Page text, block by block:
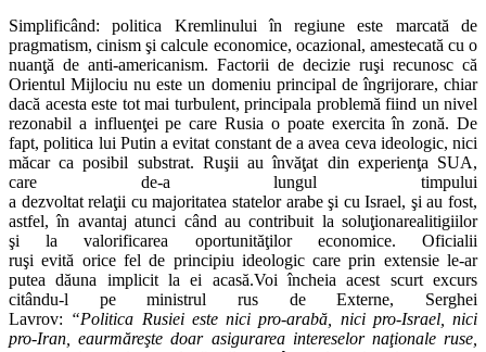
Simplificând: politica Kremlinului în regiune este marcată de
pragmatism, cinism şi calcule economice, ocazional, amestecată cu o
nuanţă de anti-americanism. Factorii de decizie ruşi recunosc că
Orientul Mijlociu nu este un domeniu principal de îngrijorare, chiar
dacă acesta este tot mai turbulent, principala problemă fiind un nivel
rezonabil a influenţei pe care Rusia o poate exercita în zonă. De
fapt, politica lui Putin a evitat constant de a avea ceva ideologic, nici
măcar ca posibil substrat. Ruşii au învăţat din experienţa SUA,
care de-a lungul timpului
a dezvoltat relaţii cu majoritatea statelor arabe şi cu Israel, şi au fost,
astfel, în avantaj atunci când au contribuit la soluţionarealitigiilor
şi la valorificarea oportunităţilor economice. Oficialii
ruşi evită orice fel de principiu ideologic care prin extensie le-ar
putea dăuna implicit la ei acasă.Voi încheia acest scurt excurs
citându-l pe ministrul rus de Externe, Serghei
Lavrov: “Politica Rusiei este nici pro-arabă, nici pro-Israel, nici
pro-Iran, eaurmăreşte doar asigurarea intereselor naţionale ruse,